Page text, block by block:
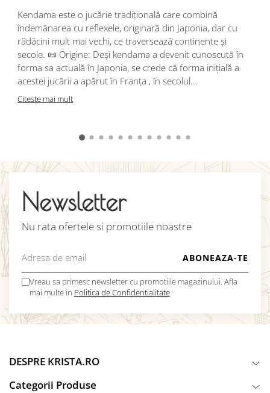
Kendama este o jucărie tradițională care combină
îndemânarea cu reflexele, originară din Japonia, dar cu
rădăcini mult mai vechi, ce traversează continente și
secole. 📜 Origine: Deși kendama a devenit cunoscută în
forma sa actuală în Japonia, se crede că forma inițială a
acestei jucării a apărut în Franța , în secolul...
Citeste mai mult
Newsletter
Nu rata ofertele si promotiile noastre
Vreau sa primesc newsletter cu promotiile magazinului. Afla
mai multe in Politica de Confidentialitate
DESPRE KRISTA.RO
Categorii Produse